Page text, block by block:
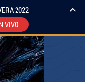
2022
VIVO